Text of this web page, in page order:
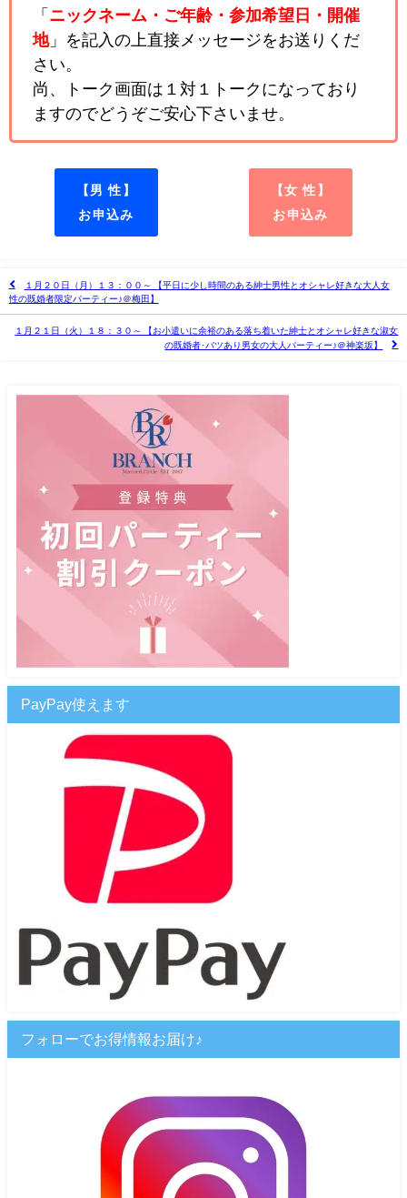
「 ニックネーム・ご年齢・参加希望日・開催
地」を記入の上直接メッセージをお送りくだ
さい。
尚、トーク画面は１対１トークになっており
ますのでどうぞご安心下さいませ。
【男 性】
お申込み
【女 性】
お申込み
１月２０日（月）１３：００～ 【平日に少し時間のある紳士男性とオシャレ好きな大人女
性の既婚者限定パーティー♪＠梅田】
１月２１日（火）１８：３０～ 【お小遣いに余裕のある落ち着いた紳士とオシャレ好きな淑女
の既婚者･バツあり男女の大人パーティー♪＠神楽坂】
PayPay使えます
フォローでお得情報お届け♪